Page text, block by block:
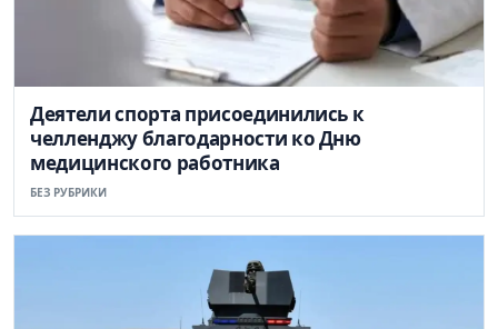
Деятели спорта присоединились к
челленджу благодарности ко Дню
медицинского работника
БЕЗ РУБРИКИ